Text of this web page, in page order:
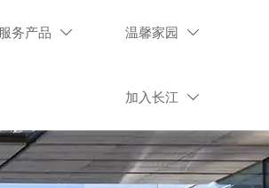
服务产品  温馨家园 
加入长江 